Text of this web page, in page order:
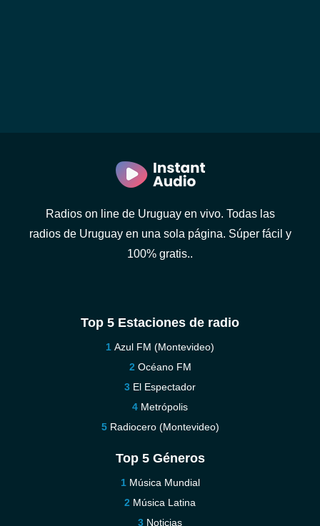
Radios on line de Uruguay en vivo. Todas las
radios de Uruguay en una sola página. Súper fácil y
100% gratis..
Top 5 Estaciones de radio
Azul FM (Montevideo)
Océano FM
El Espectador
Metrópolis
Radiocero (Montevideo)
Top 5 Géneros
Música Mundial
Música Latina
Noticias